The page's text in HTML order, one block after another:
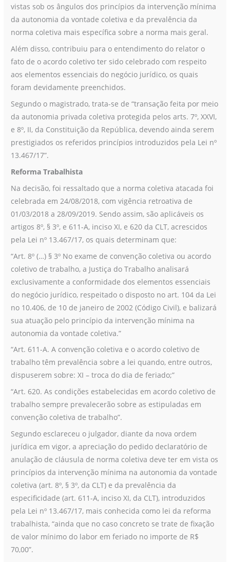
vistas sob os ângulos dos princípios da intervenção mínima
da autonomia da vontade coletiva e da prevalência da
norma coletiva mais específica sobre a norma mais geral.
Além disso, contribuiu para o entendimento do relator o
fato de o acordo coletivo ter sido celebrado com respeito
aos elementos essenciais do negócio jurídico, os quais
foram devidamente preenchidos.
Segundo o magistrado, trata-se de “transação feita por meio
da autonomia privada coletiva protegida pelos arts. 7º, XXVI,
e 8º, II, da Constituição da República, devendo ainda serem
prestigiados os referidos princípios introduzidos pela Lei nº
13.467/17”.
Reforma Trabalhista
Na decisão, foi ressaltado que a norma coletiva atacada foi
celebrada em 24/08/2018, com vigência retroativa de
01/03/2018 a 28/09/2019. Sendo assim, são aplicáveis os
artigos 8º, § 3º, e 611-A, inciso XI, e 620 da CLT, acrescidos
pela Lei nº 13.467/17, os quais determinam que:
“Art. 8º (…) § 3º No exame de convenção coletiva ou acordo
coletivo de trabalho, a Justiça do Trabalho analisará
exclusivamente a conformidade dos elementos essenciais
do negócio jurídico, respeitado o disposto no art. 104 da Lei
no 10.406, de 10 de janeiro de 2002 (Código Civil), e balizará
sua atuação pelo princípio da intervenção mínima na
autonomia da vontade coletiva.”
“Art. 611-A. A convenção coletiva e o acordo coletivo de
trabalho têm prevalência sobre a lei quando, entre outros,
dispuserem sobre: XI – troca do dia de feriado;”
“Art. 620. As condições estabelecidas em acordo coletivo de
trabalho sempre prevalecerão sobre as estipuladas em
convenção coletiva de trabalho”.
Segundo esclareceu o julgador, diante da nova ordem
jurídica em vigor, a apreciação do pedido declaratório de
anulação de cláusula de norma coletiva deve ter em vista os
princípios da intervenção mínima na autonomia da vontade
coletiva (art. 8º, § 3º, da CLT) e da prevalência da
especificidade (art. 611-A, inciso XI, da CLT), introduzidos
pela Lei nº 13.467/17, mais conhecida como lei da reforma
trabalhista, “ainda que no caso concreto se trate de fixação
de valor mínimo do labor em feriado no importe de R$
70,00”.